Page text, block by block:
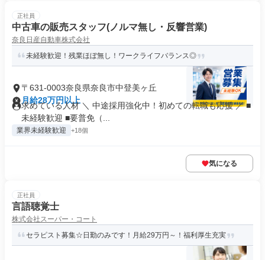
正社員
中古車の販売スタッフ(ノルマ無し・反響営業)
奈良日産自動車株式会社
未経験歓迎！残業ほぼ無し！ワークライフバランス◎
〒631-0003奈良県奈良市中登美ヶ丘
月給28万円以上
求めている人材 ＼ 中途採用強化中！初めての転職も応援 ／ ■
未経験歓迎 ■要普免（...
業界未経験歓迎 +18個
気になる
正社員
言語聴覚士
株式会社スーパー・コート
セラピスト募集☆日勤のみです！月給29万円～！福利厚生充実